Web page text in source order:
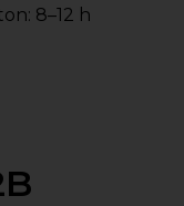
8–12 h